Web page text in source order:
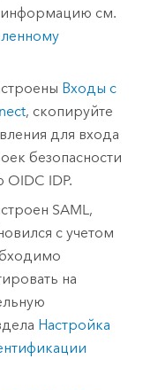
информацию см.
Входы с
, скопируйте
для входа
безопасности
IDP.
SAML,
с учетом
на
Настройка